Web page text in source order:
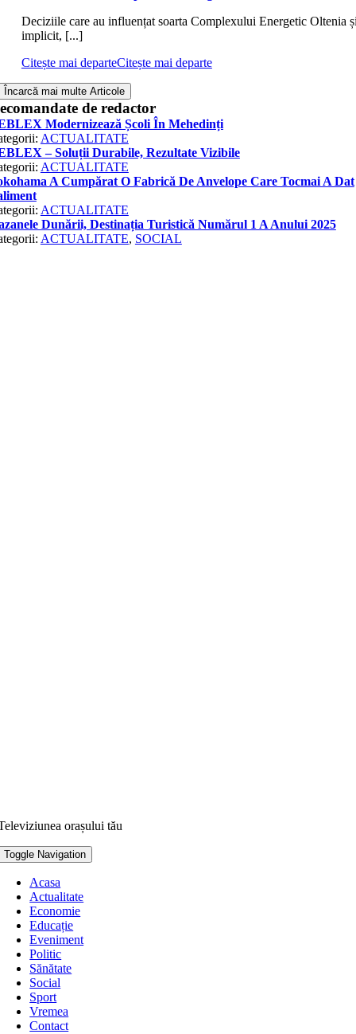
Deciziile care au influențat soarta Complexului Energetic Oltenia
implicit, [...]
Citește mai departeCitește mai departe
Încarcă mai multe Articole
de redactor
Modernizează Școli În Mehedinți
ACTUALITATE
– Soluții Durabile, Rezultate Vizibile
ACTUALITATE
A Cumpărat O Fabrică De Anvelope Care Tocmai A Dat
ACTUALITATE
Dunării, Destinația Turistică Numărul 1 A Anului 2025
ACTUALITATE, SOCIAL
orașului tău
Toggle Navigation
Acasa
Actualitate
Economie
Educație
Eveniment
Politic
Sănătate
Social
Sport
Vremea
Contact